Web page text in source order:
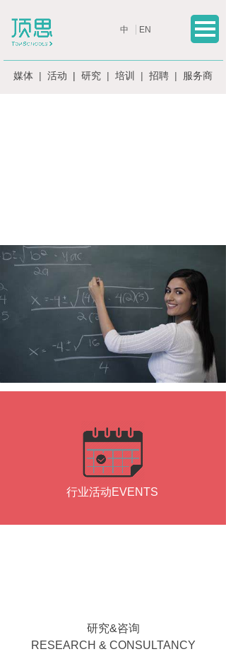
简体中文 English
媒体 | 活动 | 研究 | 培训 | 招聘 | 服务商
中 EN
媒体MEDIA
行业活动EVENTS
研究&咨询
RESEARCH & CONSULTANCY